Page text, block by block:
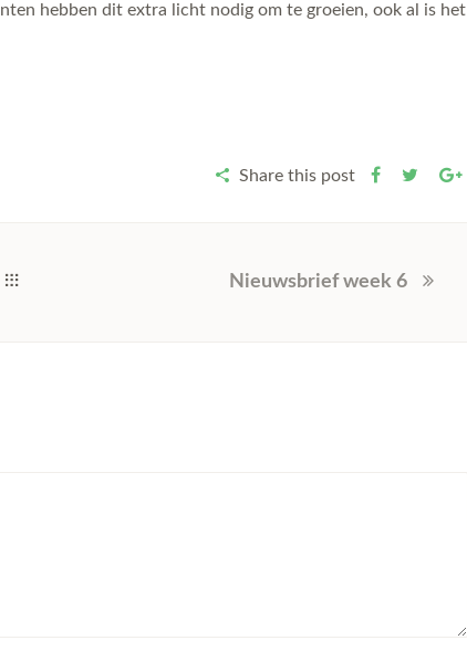
hebben dit extra licht nodig om te groeien, ook al is het
Share this post
Nieuwsbrief week 6